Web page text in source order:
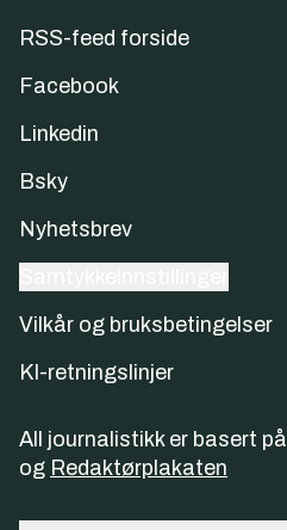
RSS-feed forside
Facebook
Linkedin
Bsky
Nyhetsbrev
Vilkår og bruksbetingelser
KI-retningslinjer
All journalistikk er basert på
og Redaktørplakaten